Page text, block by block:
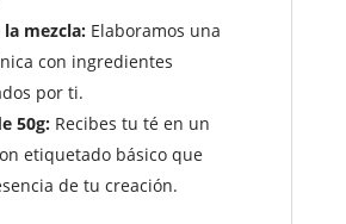
la mezcla:Elaboramos una
con ingredientes
por ti.
50g:Recibes tu té en un
etiquetado básico que
de tu creación.